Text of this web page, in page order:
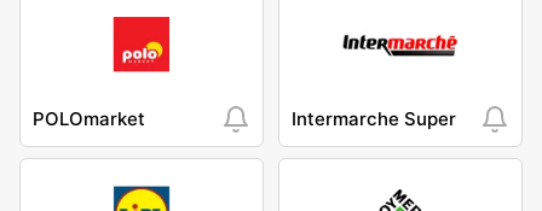
POLOmarket Intermarche Super